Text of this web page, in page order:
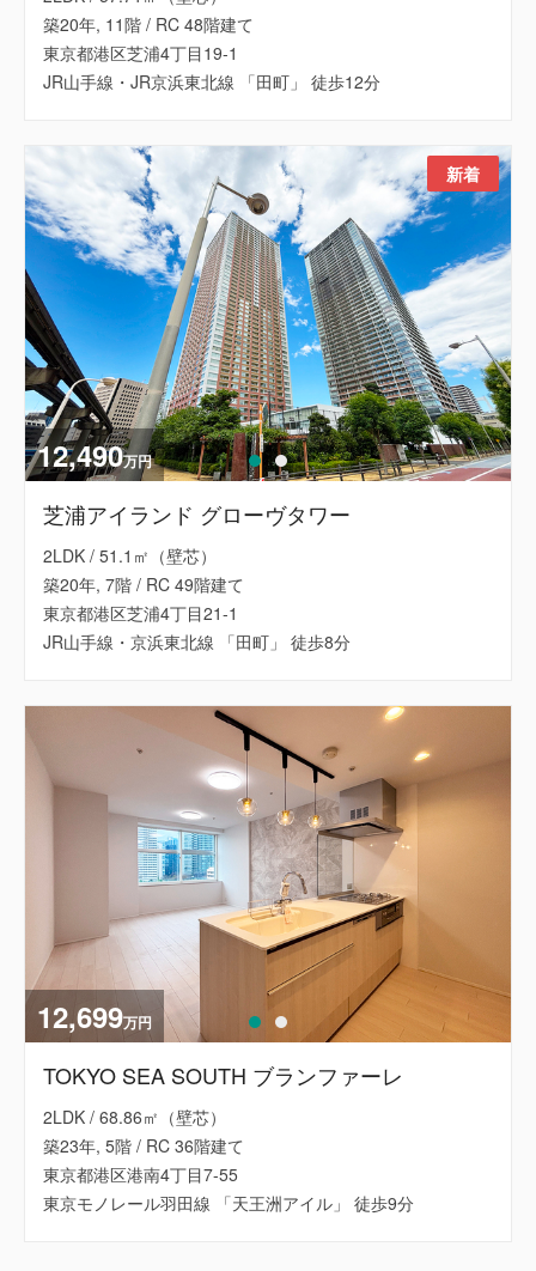
築20年, 11階 / RC 48階建て
東京都港区芝浦4丁目19-1
JR山手線・JR京浜東北線 「田町」 徒歩12分
12,490万円
芝浦アイランド グローヴタワー
2LDK / 51.1㎡（壁芯）
築20年, 7階 / RC 49階建て
東京都港区芝浦4丁目21-1
JR山手線・京浜東北線 「田町」 徒歩8分
新着
12,699万円
TOKYO SEA SOUTH ブランファーレ
2LDK / 68.86㎡（壁芯）
築23年, 5階 / RC 36階建て
東京都港区港南4丁目7-55
東京モノレール羽田線 「天王洲アイル」 徒歩9分